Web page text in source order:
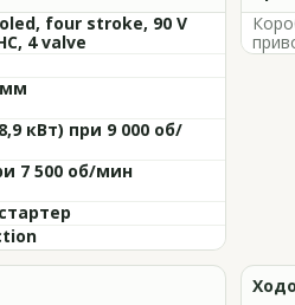
four stroke, 90 V
4 valve
мм
кВт) при 9 000 об/
7 500 об/мин